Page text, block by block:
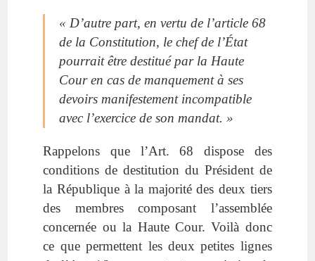
« D’autre part, en vertu de l’article 68
de la Constitution, le chef de l’État
pourrait être destitué par la Haute
Cour en cas de manquement à ses
devoirs manifestement incompatible
avec l’exercice de son mandat. »
Rappelons que l’Art. 68 dispose des
conditions de destitution du Président de
la République à la majorité des deux tiers
des membres composant l’assemblée
concernée ou la Haute Cour. Voilà donc
ce que permettent les deux petites lignes